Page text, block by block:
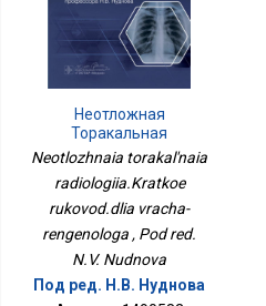
Неотложная
Торакальная
Радиология.Краткое
Ренгенолога
Neotlozhnaia torakal'naia
radiologiia.Kratkoe
rukovod.dlia vracha-
rengenologa , Pod red.
N.V. Nudnova
Под ред. Н.В. Нуднова